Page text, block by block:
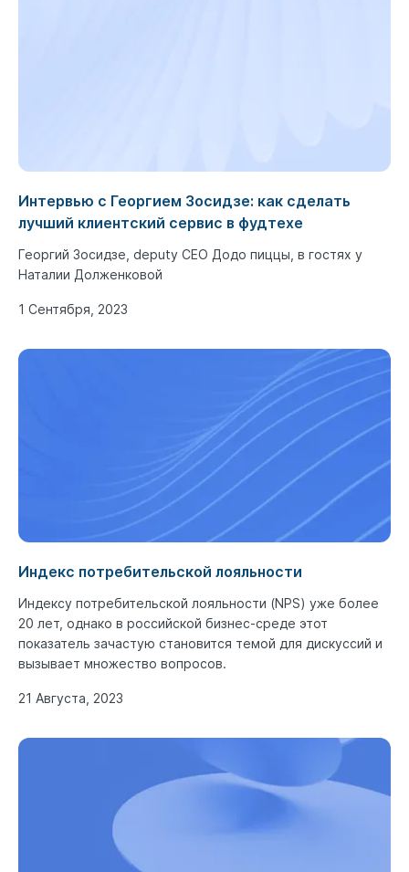
Интервью с Георгием Зосидзе: как сделать
лучший клиентский сервис в фудтехе
Георгий Зосидзе, deputy CEO Додо пиццы, в гостях у
Наталии Долженковой
1 Сентября, 2023
Индекс потребительской лояльности
Индексу потребительской лояльности (NPS) уже более
20 лет, однако в российской бизнес-среде этот
показатель зачастую становится темой для дискуссий и
вызывает множество вопросов.
21 Августа, 2023